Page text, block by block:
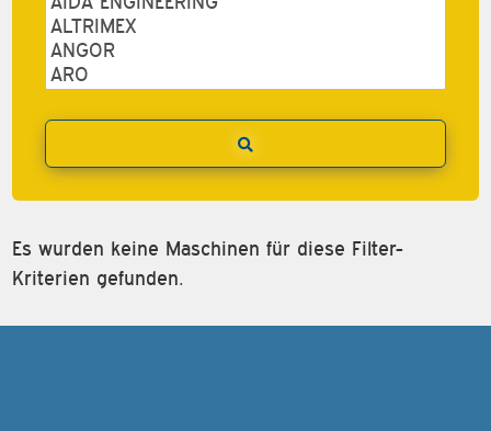
Es wurden keine Maschinen für diese Filter-
Kriterien gefunden.